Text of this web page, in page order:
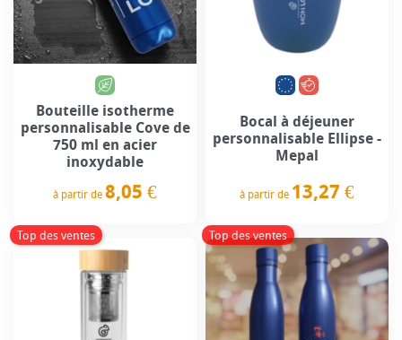
Bouteille isotherme
personnalisable Cove de
750 ml en acier
inoxydable
à partir de 8,05 €
Bocal à déjeuner
personnalisable Ellipse -
Mepal
à partir de 13,27 €
Top des ventes Top des ventes